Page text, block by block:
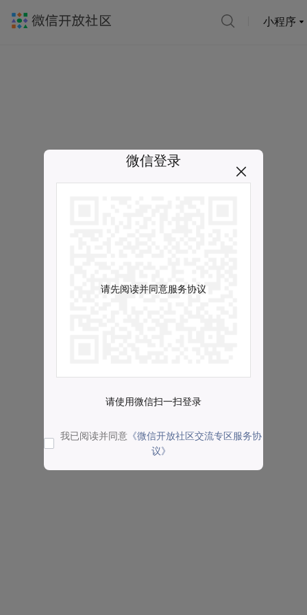
小程序
微信登录
请先阅读并同意服务协议
请使用微信扫一扫登录
我已阅读并同意 《微信开放社区交流专区服务协
议》